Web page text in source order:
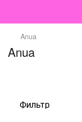
Anua
Anua
Фильтр